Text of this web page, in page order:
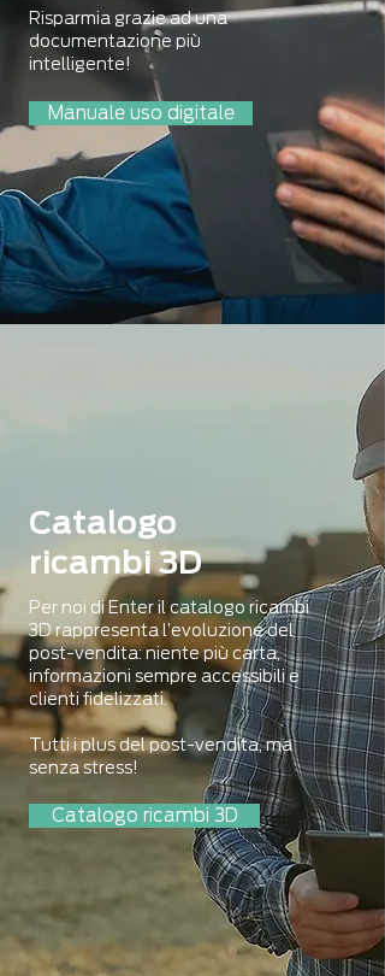
Risparmia grazie ad una
documentazione più
intelligente!
Manuale uso digitale
Catalogo
ricambi 3D
Per noi di Enter il catalogo ricambi
3D rappresenta l’evoluzione del
post-vendita: niente più carta,
informazioni sempre accessibili e
clienti fidelizzati.
Tutti i plus del post-vendita, ma
senza stress!
Catalogo ricambi 3D